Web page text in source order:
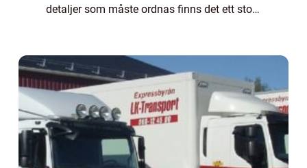
detaljer som måste ordnas finns det ett stort